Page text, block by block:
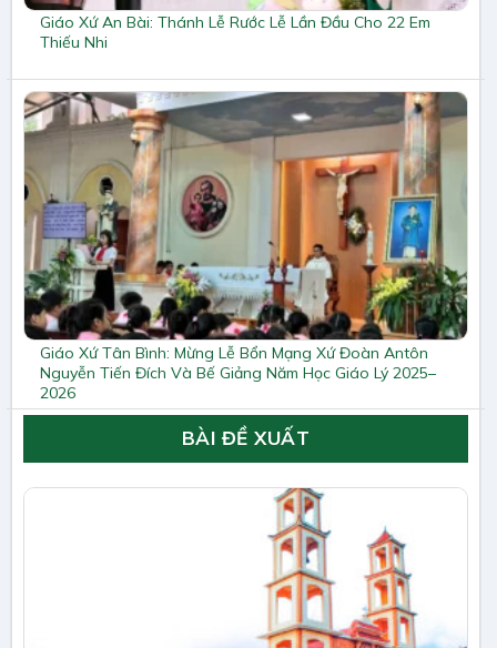
Giáo Xứ An Bài: Thánh Lễ Rước Lễ Lần Đầu Cho 22 Em
Thiếu Nhi
Giáo Xứ Tân Bình: Mừng Lễ Bổn Mạng Xứ Đoàn Antôn
Nguyễn Tiến Đích Và Bế Giảng Năm Học Giáo Lý 2025–
2026
BÀI ĐỀ XUẤT